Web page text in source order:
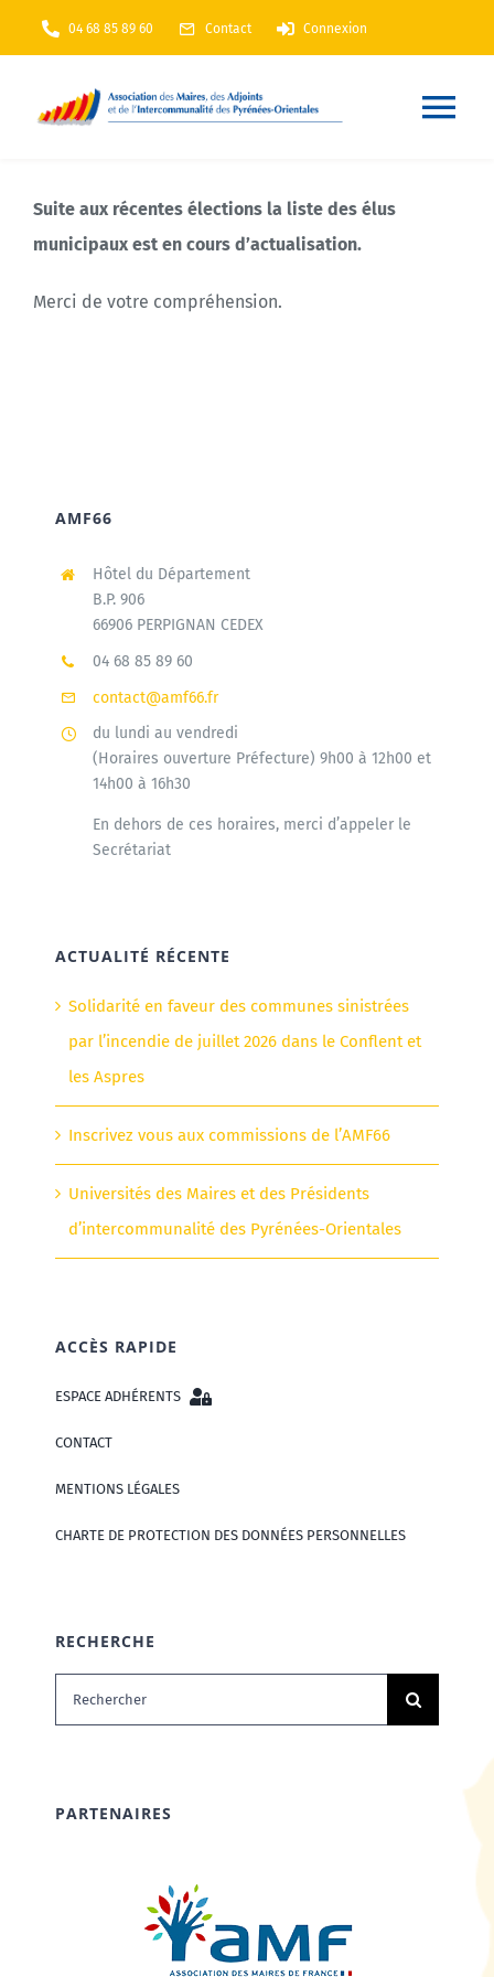
Passer
au
04 68 85 89 60 Contact Connexion
Municipales 2026
Suite aux récentes élections la liste des élus
municipaux est en cours d’actualisation.
Merci de votre compréhension.
AMF66
Hôtel du Département
B.P. 906
66906 PERPIGNAN CEDEX
04 68 85 89 60
contact@amf66.fr
du lundi au vendredi
(Horaires ouverture Préfecture) 9h00 à 12h00 et
14h00 à 16h30
En dehors de ces horaires, merci d’appeler le
Secrétariat
ACTUALITÉ RÉCENTE
Solidarité en faveur des communes sinistrées
par l’incendie de juillet 2026 dans le Conflent et
les Aspres
Inscrivez vous aux commissions de l’AMF66
Universités des Maires et des Présidents
d’intercommunalité des Pyrénées-Orientales
ACCÈS RAPIDE
ESPACE ADHÉRENTS
CONTACT
MENTIONS LÉGALES
CHARTE DE PROTECTION DES DONNÉES PERSONNELLES
RECHERCHE
Rechercher:
PARTENAIRES